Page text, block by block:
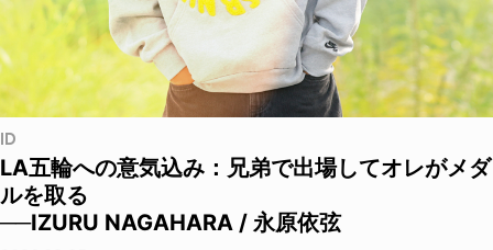
ID
LA五輪への意気込み：兄弟で出場してオレがメダ
ルを取る
──IZURU NAGAHARA / 永原依弦